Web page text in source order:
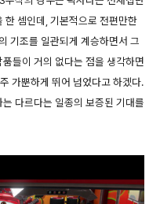
한 셈인데, 기본적으로 전편만한
기조를 일관되게 계승하면서 그
들이 거의 없다는 점을 생각하면
가뿐하게 뛰어 넘었다고 하겠다.
다르다는 일종의 보증된 기대를